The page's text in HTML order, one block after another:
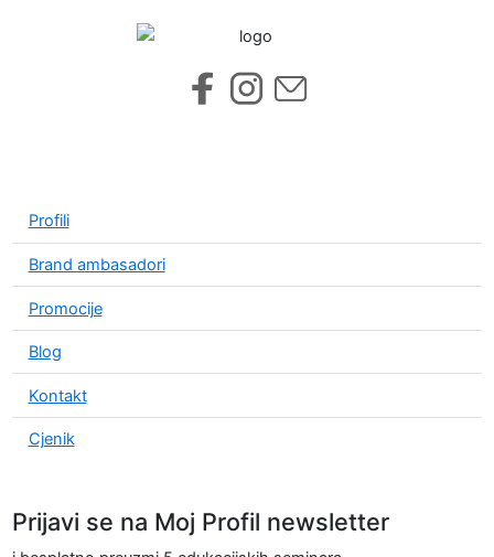
Profili
Brand ambasadori
Promocije
Blog
Kontakt
Cjenik
Prijavi se na Moj Profil newsletter